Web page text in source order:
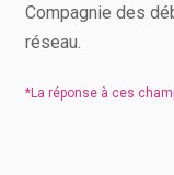
Compagnie des
réseau.